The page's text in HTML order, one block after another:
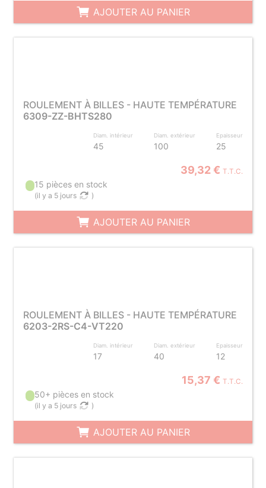
AJOUTER AU PANIER
ROULEMENT À BILLES - HAUTE TEMPÉRATURE
6309-ZZ-BHTS280
Diam. intérieur
45
Diam. extérieur
100
Epaisseur
25
39,32 € T.T.C.
15 pièces en stock
(il y a 5 jours )
AJOUTER AU PANIER
ROULEMENT À BILLES - HAUTE TEMPÉRATURE
6203-2RS-C4-VT220
Diam. intérieur
17
Diam. extérieur
40
Epaisseur
12
15,37 € T.T.C.
50+ pièces en stock
(il y a 5 jours )
AJOUTER AU PANIER